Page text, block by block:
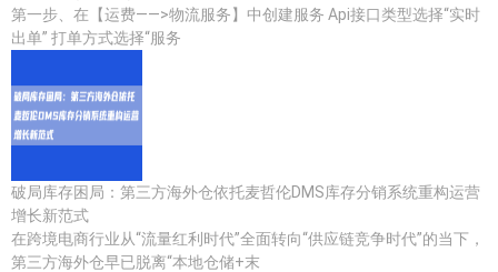
第一步、在【运费——>物流服务】中创建服务 Api接口类型选择“实时
出单” 打单方式选择“服务
破局库存困局：第三方海外仓依托麦哲伦DMS库存分销系统重构运营
增长新范式
在跨境电商行业从“流量红利时代”全面转向“供应链竞争时代”的当下，
第三方海外仓早已脱离“本地仓储+末